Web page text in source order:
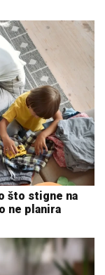
što stigne na
ne planira